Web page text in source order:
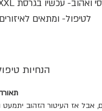
לטיפול- ומתאים
הנחיות
אבל אז העיטור הזהוב